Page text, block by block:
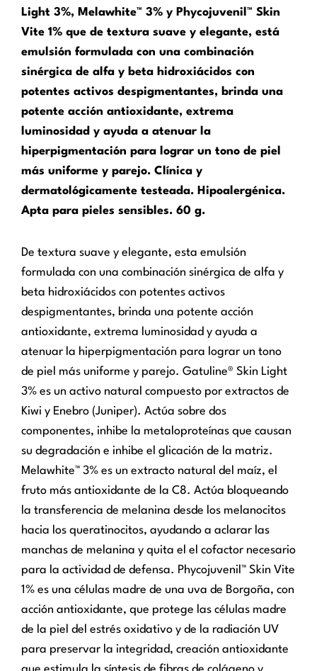
Light 3%, Melawhite™ 3% y Phycojuvenil™ Skin
Vite 1% que de textura suave y elegante, está
emulsión formulada con una combinación
sinérgica de alfa y beta hidroxiácidos con
potentes activos despigmentantes, brinda una
potente acción antioxidante, extrema
luminosidad y ayuda a atenuar la
hiperpigmentación para lograr un tono de piel
más uniforme y parejo. Clínica y
dermatológicamente testeada. Hipoalergénica.
Apta para pieles sensibles. 60 g.
De textura suave y elegante, esta emulsión
formulada con una combinación sinérgica de alfa y
beta hidroxiácidos con potentes activos
despigmentantes, brinda una potente acción
antioxidante, extrema luminosidad y ayuda a
atenuar la hiperpigmentación para lograr un tono
de piel más uniforme y parejo. Gatuline® Skin Light
3% es un activo natural compuesto por extractos de
Kiwi y Enebro (Juniper). Actúa sobre dos
componentes, inhibe la metaloproteínas que causan
su degradación e inhibe el glicación de la matriz.
Melawhite™ 3% es un extracto natural del maíz, el
fruto más antioxidante de la C8. Actúa bloqueando
la transferencia de melanina desde los melanocitos
hacia los queratinocitos, ayudando a aclarar las
manchas de melanina y quita el el cofactor necesario
para la actividad de defensa. Phycojuvenil™ Skin Vite
1% es una células madre de una uva de Borgoña, con
acción antioxidante, que protege las células madre
de la piel del estrés oxidativo y de la radiación UV
para preservar la integridad, creación antioxidante